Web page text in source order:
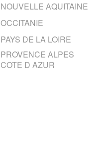
NOUVELLE AQUITAINE
OCCITANIE
PAYS DE LA LOIRE
PROVENCE ALPES
COTE D AZUR